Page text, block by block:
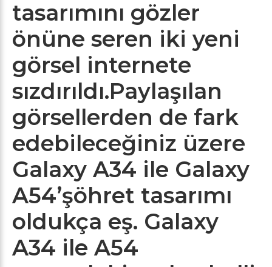
tasarımını gözler
önüne seren iki yeni
görsel internete
sızdırıldı.Paylaşılan
görsellerden de fark
edebileceğiniz üzere
Galaxy A34 ile Galaxy
A54’şöhret tasarımı
oldukça eş. Galaxy
A34 ile A54